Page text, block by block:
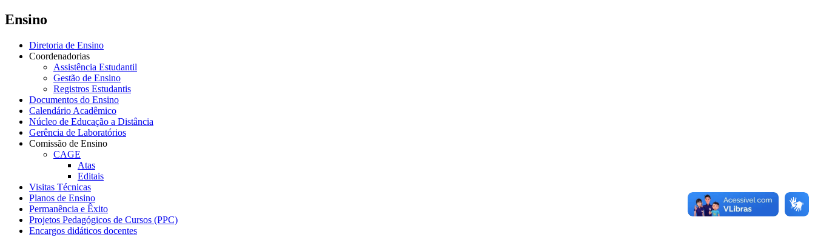
Ensino
Diretoria de Ensino
Coordenadorias
Assistência Estudantil
Gestão de Ensino
Registros Estudantis
Documentos do Ensino
Calendário Acadêmico
Núcleo de Educação a Distância
Gerência de Laboratórios
Comissão de Ensino
CAGE
Atas
Editais
Visitas Técnicas
Planos de Ensino
Permanência e Êxito
Projetos Pedagógicos de Cursos (PPC)
Encargos didáticos docentes